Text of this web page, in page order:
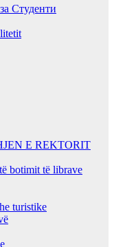
Студенти
E REKTORIT
botimit të librave
turistike